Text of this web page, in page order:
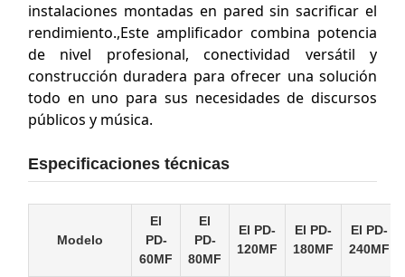
instalaciones montadas en pared sin sacrificar el
rendimiento.,Este amplificador combina potencia
de nivel profesional, conectividad versátil y
construcción duradera para ofrecer una solución
todo en uno para sus necesidades de discursos
públicos y música.
Especificaciones técnicas
Modelo
El
PD-
60MF
El
PD-
80MF
El PD-
120MF
El PD-
180MF
El PD-
240MF